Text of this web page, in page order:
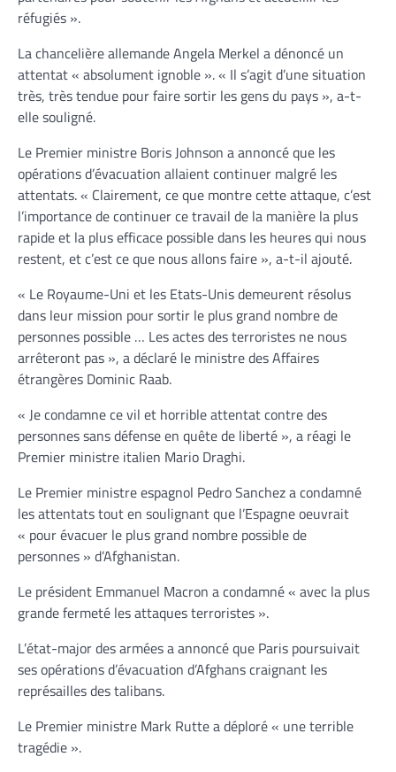
réfugiés ».
La chancelière allemande Angela Merkel a dénoncé un
attentat « absolument ignoble ». « Il s’agit d’une situation
très, très tendue pour faire sortir les gens du pays », a-t-
elle souligné.
Le Premier ministre Boris Johnson a annoncé que les
opérations d’évacuation allaient continuer malgré les
attentats. « Clairement, ce que montre cette attaque, c’est
l’importance de continuer ce travail de la manière la plus
rapide et la plus efficace possible dans les heures qui nous
restent, et c’est ce que nous allons faire », a-t-il ajouté.
« Le Royaume-Uni et les Etats-Unis demeurent résolus
dans leur mission pour sortir le plus grand nombre de
personnes possible … Les actes des terroristes ne nous
arrêteront pas », a déclaré le ministre des Affaires
étrangères Dominic Raab.
« Je condamne ce vil et horrible attentat contre des
personnes sans défense en quête de liberté », a réagi le
Premier ministre italien Mario Draghi.
Le Premier ministre espagnol Pedro Sanchez a condamné
les attentats tout en soulignant que l’Espagne oeuvrait
« pour évacuer le plus grand nombre possible de
personnes » d’Afghanistan.
Le président Emmanuel Macron a condamné « avec la plus
grande fermeté les attaques terroristes ».
L’état-major des armées a annoncé que Paris poursuivait
ses opérations d’évacuation d’Afghans craignant les
représailles des talibans.
Le Premier ministre Mark Rutte a déploré « une terrible
tragédie ».